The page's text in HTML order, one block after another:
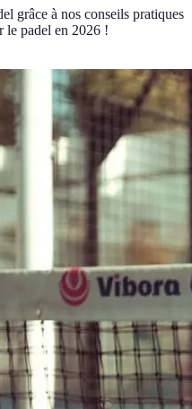
grâce à nos conseils pratiques
le padel en 2026 !